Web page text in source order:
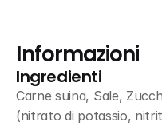
Informazioni
Ingredienti
Carne suina, Sale,
(nitrato di potassio,